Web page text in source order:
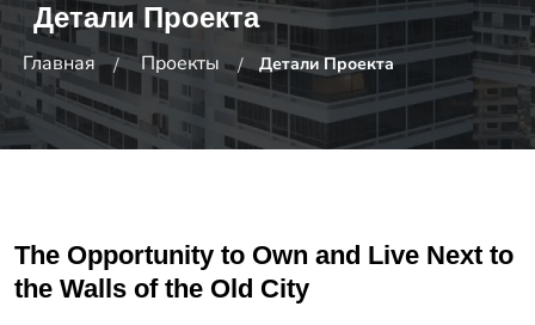
Детали Проекта
Главная Проекты Детали Проекта
The Opportunity to Own and Live Next to
the Walls of the Old City